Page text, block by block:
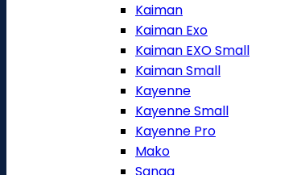
Kaiman
Kaiman Exo
Kaiman EXO Small
Kaiman Small
Kayenne
Kayenne Small
Kayenne Pro
Mako
Sanaa